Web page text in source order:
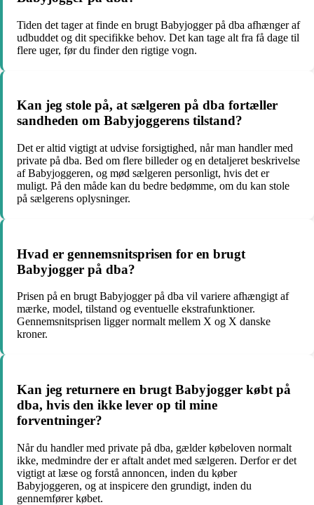
Tiden det tager at finde en brugt Babyjogger på dba afhænger af
udbuddet og dit specifikke behov. Det kan tage alt fra få dage til
flere uger, før du finder den rigtige vogn.
Kan jeg stole på, at sælgeren på dba fortæller
sandheden om Babyjoggerens tilstand?
Det er altid vigtigt at udvise forsigtighed, når man handler med
private på dba. Bed om flere billeder og en detaljeret beskrivelse
af Babyjoggeren, og mød sælgeren personligt, hvis det er
muligt. På den måde kan du bedre bedømme, om du kan stole
på sælgerens oplysninger.
Hvad er gennemsnitsprisen for en brugt
Babyjogger på dba?
Prisen på en brugt Babyjogger på dba vil variere afhængigt af
mærke, model, tilstand og eventuelle ekstrafunktioner.
Gennemsnitsprisen ligger normalt mellem X og X danske
kroner.
Kan jeg returnere en brugt Babyjogger købt på
dba, hvis den ikke lever op til mine
forventninger?
Når du handler med private på dba, gælder købeloven normalt
ikke, medmindre der er aftalt andet med sælgeren. Derfor er det
vigtigt at læse og forstå annoncen, inden du køber
Babyjoggeren, og at inspicere den grundigt, inden du
gennemfører købet.